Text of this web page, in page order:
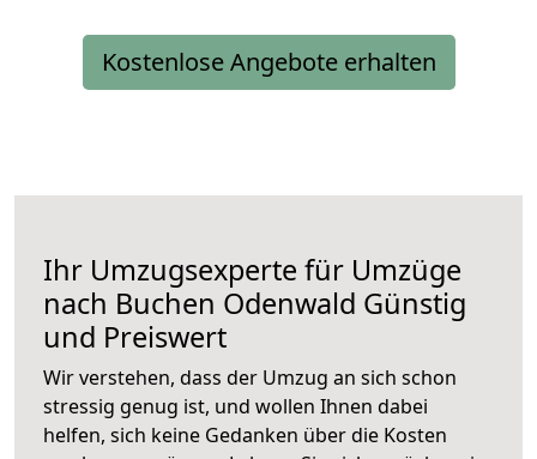
Kostenlose Angebote erhalten
Ihr Umzugsexperte für Umzüge
nach Buchen Odenwald Günstig
und Preiswert
Wir verstehen, dass der Umzug an sich schon
stressig genug ist, und wollen Ihnen dabei
helfen, sich keine Gedanken über die Kosten